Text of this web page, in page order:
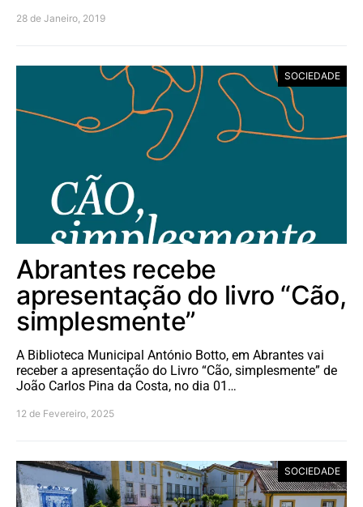
28 de Janeiro, 2019
SOCIEDADE
Abrantes recebe
apresentação do livro “Cão,
simplesmente”
A Biblioteca Municipal António Botto, em Abrantes vai
receber a apresentação do Livro “Cão, simplesmente” de
João Carlos Pina da Costa, no dia 01…
12 de Fevereiro, 2025
SOCIEDADE